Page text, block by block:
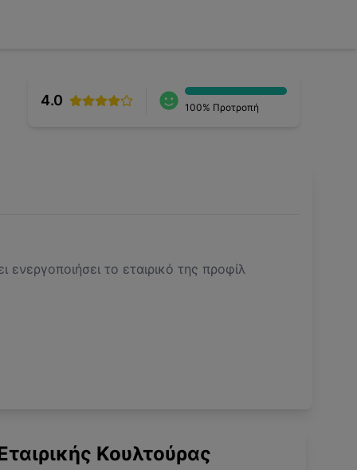
4.0 100% Προτροπή
ενεργοποιήσει το εταιρικό της προφίλ
Κουλτούρας